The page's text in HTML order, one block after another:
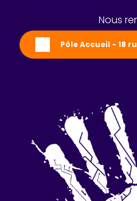
Nous
Pôle Accueil - 18